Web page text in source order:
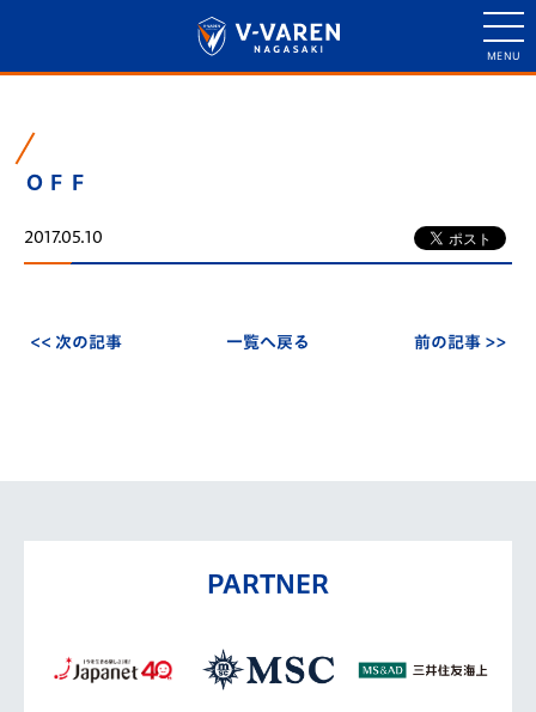
ＯＦＦ
2017.05.10
<< 次の記事 一覧へ戻る 前の記事 >>
PARTNER